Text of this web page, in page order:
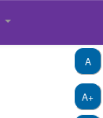
A+
A